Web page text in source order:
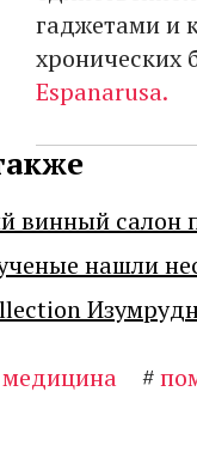
гаджетами и
хронических
Espanarusa.
винный салон
нашли
медицина #